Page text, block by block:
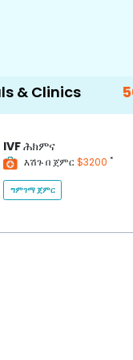
500+
IVFሕክምና
እሽጉ በ ጀምር$3200 *
ግምገማ ጀምር